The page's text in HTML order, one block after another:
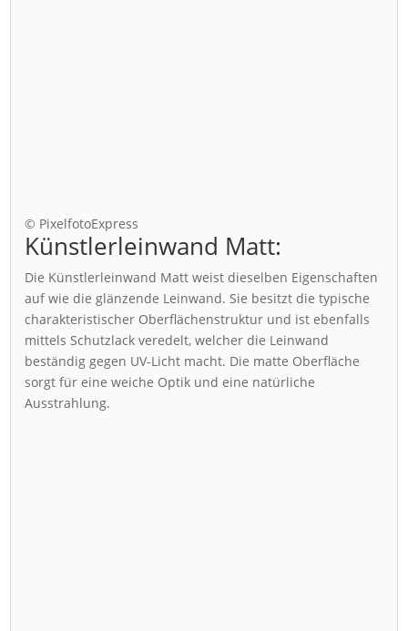
© PixelfotoExpress
Künstlerleinwand Matt:
Die Künstlerleinwand Matt weist dieselben Eigenschaften
auf wie die glänzende Leinwand. Sie besitzt die typische
charakteristischer Oberflächenstruktur und ist ebenfalls
mittels Schutzlack veredelt, welcher die Leinwand
beständig gegen UV-Licht macht. Die matte Oberfläche
sorgt für eine weiche Optik und eine natürliche
Ausstrahlung.